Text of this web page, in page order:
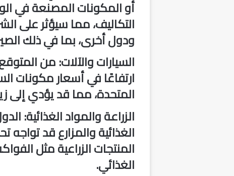
أو المكونات المصنعة في
التكاليف، مما سيؤثر على
ودول أخرى، بما في ذلك
السيارات والآلات: من
ارتفاعًا في أسعار مكونات
المتحدة، مما قد يؤدي إلى
الزراعة والمواد الغذائية:
الغذائية والمزارع قد
المنتجات الزراعية مثل
الغذائي.